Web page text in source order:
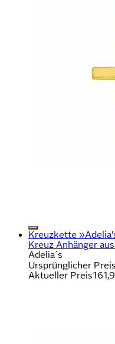
Kreuzkette
Kreuz Anhänger
Adelia´s
Ursprünglicher Preis
Aktueller Preis